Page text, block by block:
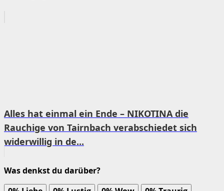
Alles hat einmal ein Ende – NIKOTINA die
Rauchige von Tairnbach verabschiedet sich
widerwillig in de...
Was denkst du darüber?